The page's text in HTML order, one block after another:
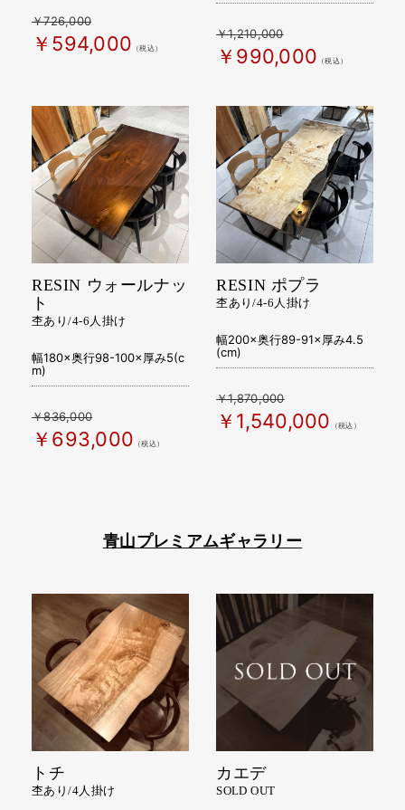
￥726,000
￥594,000 （税込）
￥1,210,000
￥990,000 （税込）
RESIN ウォールナッ
ト
杢あり/4-6人掛け
幅180×奥行98-100×厚み5(c
m)
￥836,000
￥693,000 （税込）
RESIN ポプラ
杢あり/4-6人掛け
幅200×奥行89-91×厚み4.5
(cm)
￥1,870,000
￥1,540,000 （税込）
青山プレミアムギャラリー
トチ
杢あり/4人掛け
カエデ
SOLD OUT